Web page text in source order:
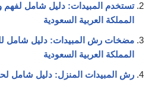
تستخدم المبيدات: دليل شامل لفهم
المملكة العربية السعودية
مضخات رش المبيدات: دليل شامل
المملكة العربية السعودية
رش المبيدات المنزل: دليل شامل